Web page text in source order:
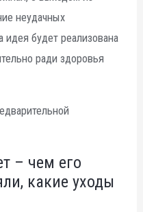
неудачных
будет реализована
ради здоровья
– чем его
какие уходы